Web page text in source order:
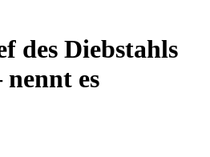
des Diebstahls
es